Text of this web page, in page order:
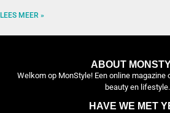
LEES MEER »
ABOUT
Welkom op MonStyle! Een online magazine
beauty en lifestyle.
HAVE WE MET